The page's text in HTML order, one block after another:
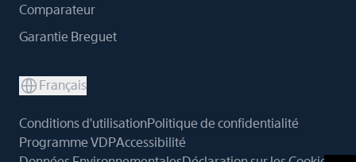
Comparateur
Garantie Breguet
Français
Conditions d'utilisationPolitique de confidentialité
Programme VDPAccessibilité